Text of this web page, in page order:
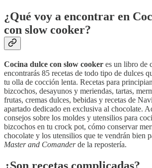
¿Qué voy a encontrar en
con slow cooker?
Cocina dulce con slow cooker es un libro de
encontrarás 85 recetas de todo tipo de dulces
tu olla de cocción lenta. Recetas para
bizcochos, desayunos y meriendas, tartas,
frutas, cremas dulces, bebidas y recetas de
apartado dedicado en exclusiva al chocolate.
consejos sobre los moldes y utensilios para
bizcochos en tu crock pot, cómo conservar
chocolate y los utensilios que te vendrán bien
Master and Comanderde la repostería.
¿Son recetas complicadas?